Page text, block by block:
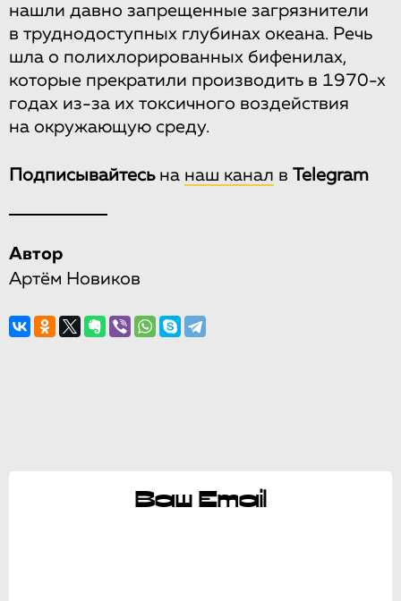
нашли давно запрещенные загрязнители
в труднодоступных глубинах океана. Речь
шла о полихлорированных бифенилах,
которые прекратили производить в 1970-х
годах из-за их токсичного воздействия
на окружающую среду.
Подписывайтесьна наш канал в Telegram
Автор
Артём Новиков
Ваш Email